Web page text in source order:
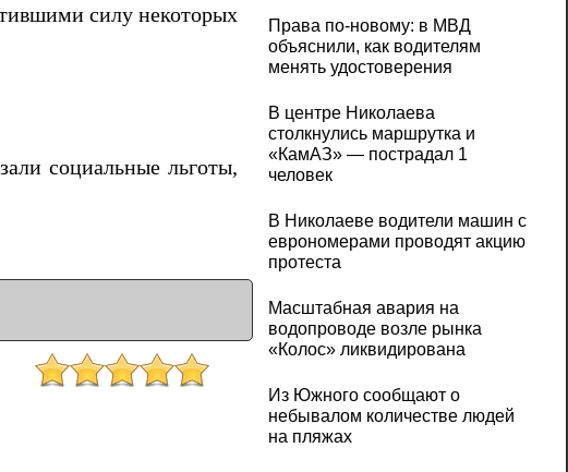
силу некоторых
социальные льготы,
Права по-новому: в МВД
объяснили, как водителям
менять удостоверения
В центре Николаева
столкнулись маршрутка и
«КамАЗ» — пострадал 1
человек
В Николаеве водители машин с
еврономерами проводят акцию
протеста
Масштабная авария на
водопроводе возле рынка
«Колос» ликвидирована
Из Южного сообщают о
небывалом количестве людей
на пляжах